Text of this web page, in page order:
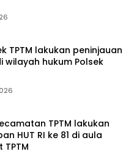
TPTM lakukan peninjauan
wilayah hukum Polsek
TPTM lakukan
HUT RI ke 81 di aula